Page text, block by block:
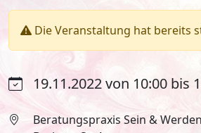
Die Veranstaltung hat bereits
19.11.2022 von 10:00 bis
Beratungspraxis Sein & Werden